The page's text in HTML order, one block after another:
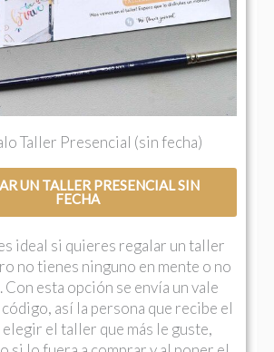
Taller Presencial (sin fecha)
UN TALLER PRESENCIAL SIN
FECHA
ideal si quieres regalar un taller
no tienes ninguno en mente o no
Con esta opción se envía un vale
así la persona que recibe el
elegir el taller que más le guste,